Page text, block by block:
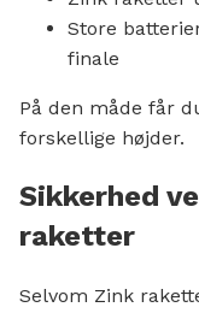
Store
finale
På den måde får
forskellige højder.
Sikkerhed
raketter
Selvom Zink